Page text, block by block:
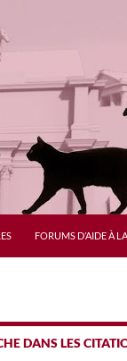
FORUMS D’AIDE À
DANS LES